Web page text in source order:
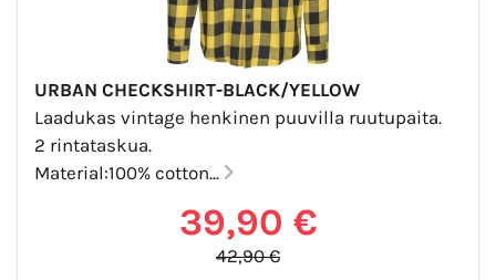
URBAN CHECKSHIRT-BLACK/YELLOW
Laadukas vintage henkinen puuvilla ruutupaita.
2 rintataskua.
Material:100% cotton...
39,90 €
42,90 €